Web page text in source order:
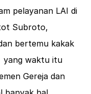
pelayanan LAI di
Subroto,
bertemu kakak
yang waktu itu
Gereja dan